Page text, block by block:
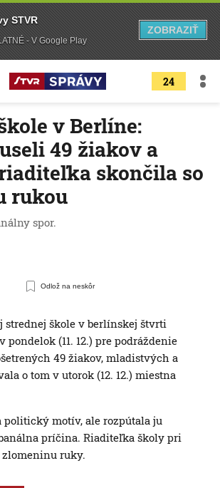
24
v Berlíne:
49 žiakov a
skončila so
rukou
spor.
Odlož na neskôr
strednej škole v berlínskej štvrti
(11. 12.) pre podráždenie
49 žiakov, mladistvých a
o tom v utorok (12. 12.) miestna
politický motív, ale rozpútala ju
príčina. Riaditeľka školy pri
ruky.
STVR
- V Google Play
ZOBRAZIŤ